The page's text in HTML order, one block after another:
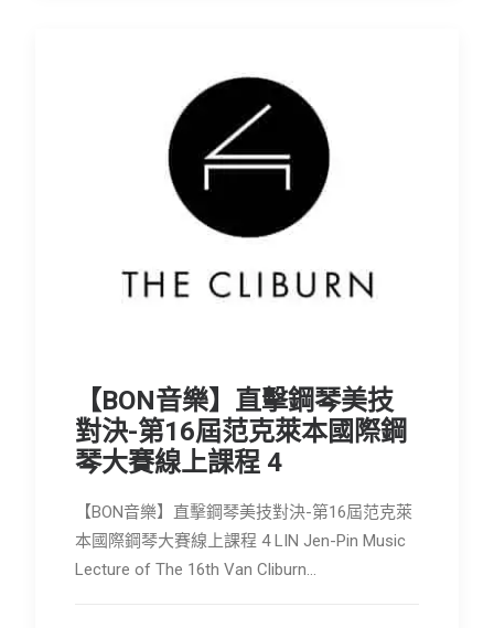
【BON音樂】直擊鋼琴美技
對決-第16屆范克萊本國際鋼
琴大賽線上課程 4
【BON音樂】直擊鋼琴美技對決-第16屆范克萊
本國際鋼琴大賽線上課程 4 LIN Jen-Pin Music
Lecture of The 16th Van Cliburn…